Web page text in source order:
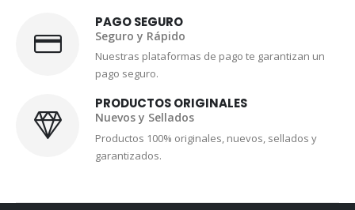
PAGO SEGURO
Seguro y Rápido
Nuestras plataformas de pago te garantizan un
pago seguro.
PRODUCTOS ORIGINALES
Nuevos y Sellados
Productos 100% originales, nuevos, sellados y
garantizados.